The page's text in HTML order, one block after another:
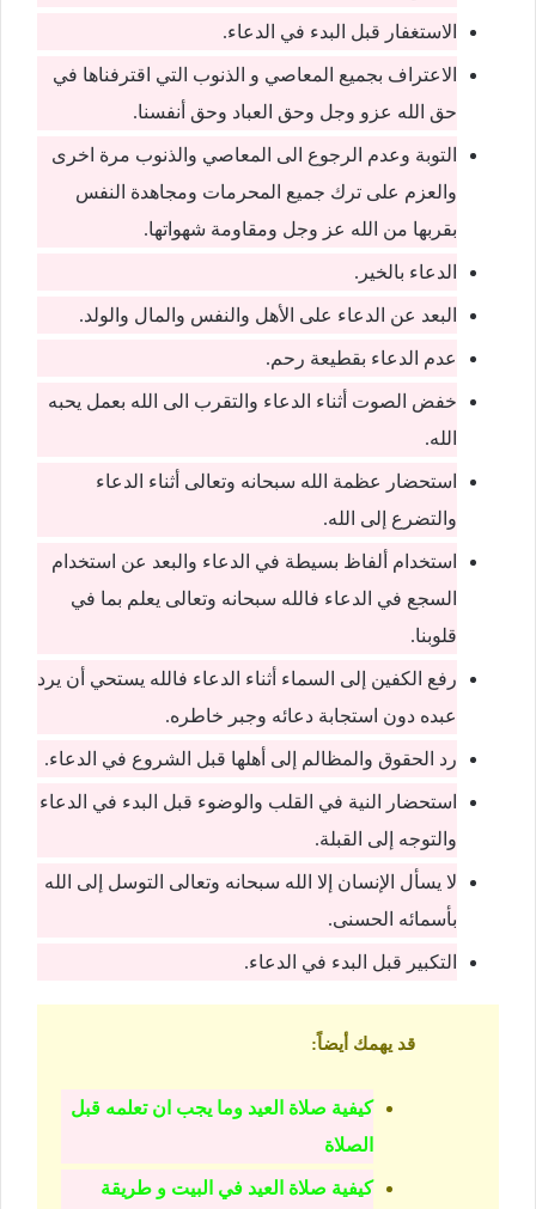
الاستغفار قبل البدء في الدعاء.
الاعتراف بجميع المعاصي و الذنوب التي اقترفناها في
حق الله عزو وجل وحق العباد وحق أنفسنا.
التوبة وعدم الرجوع الى المعاصي والذنوب مرة اخرى
والعزم على ترك جميع المحرمات ومجاهدة النفس
بقربها من الله عز وجل ومقاومة شهواتها.
الدعاء بالخير.
البعد عن الدعاء على الأهل والنفس والمال والولد.
عدم الدعاء بقطيعة رحم.
خفض الصوت أثناء الدعاء والتقرب الى الله بعمل يحبه
الله.
استحضار عظمة الله سبحانه وتعالى أثناء الدعاء
والتضرع إلى الله.
استخدام ألفاظ بسيطة في الدعاء والبعد عن استخدام
السجع في الدعاء فالله سبحانه وتعالى يعلم بما في
قلوبنا.
رفع الكفين إلى السماء أثناء الدعاء فالله يستحي أن يرد
عبده دون استجابة دعائه وجبر خاطره.
رد الحقوق والمظالم إلى أهلها قبل الشروع في الدعاء.
استحضار النية في القلب والوضوء قبل البدء في الدعاء
والتوجه إلى القبلة.
لا يسأل الإنسان إلا الله سبحانه وتعالى التوسل إلى الله
بأسمائه الحسنى.
التكبير قبل البدء في الدعاء.
قد يهمك أيضاً:
كيفية صلاة العيد وما يجب ان تعلمه قبل
الصلاة
كيفية صلاة العيد في البيت و طريقة